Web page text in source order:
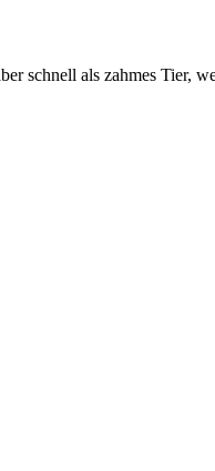
schnell als zahmes Tier,